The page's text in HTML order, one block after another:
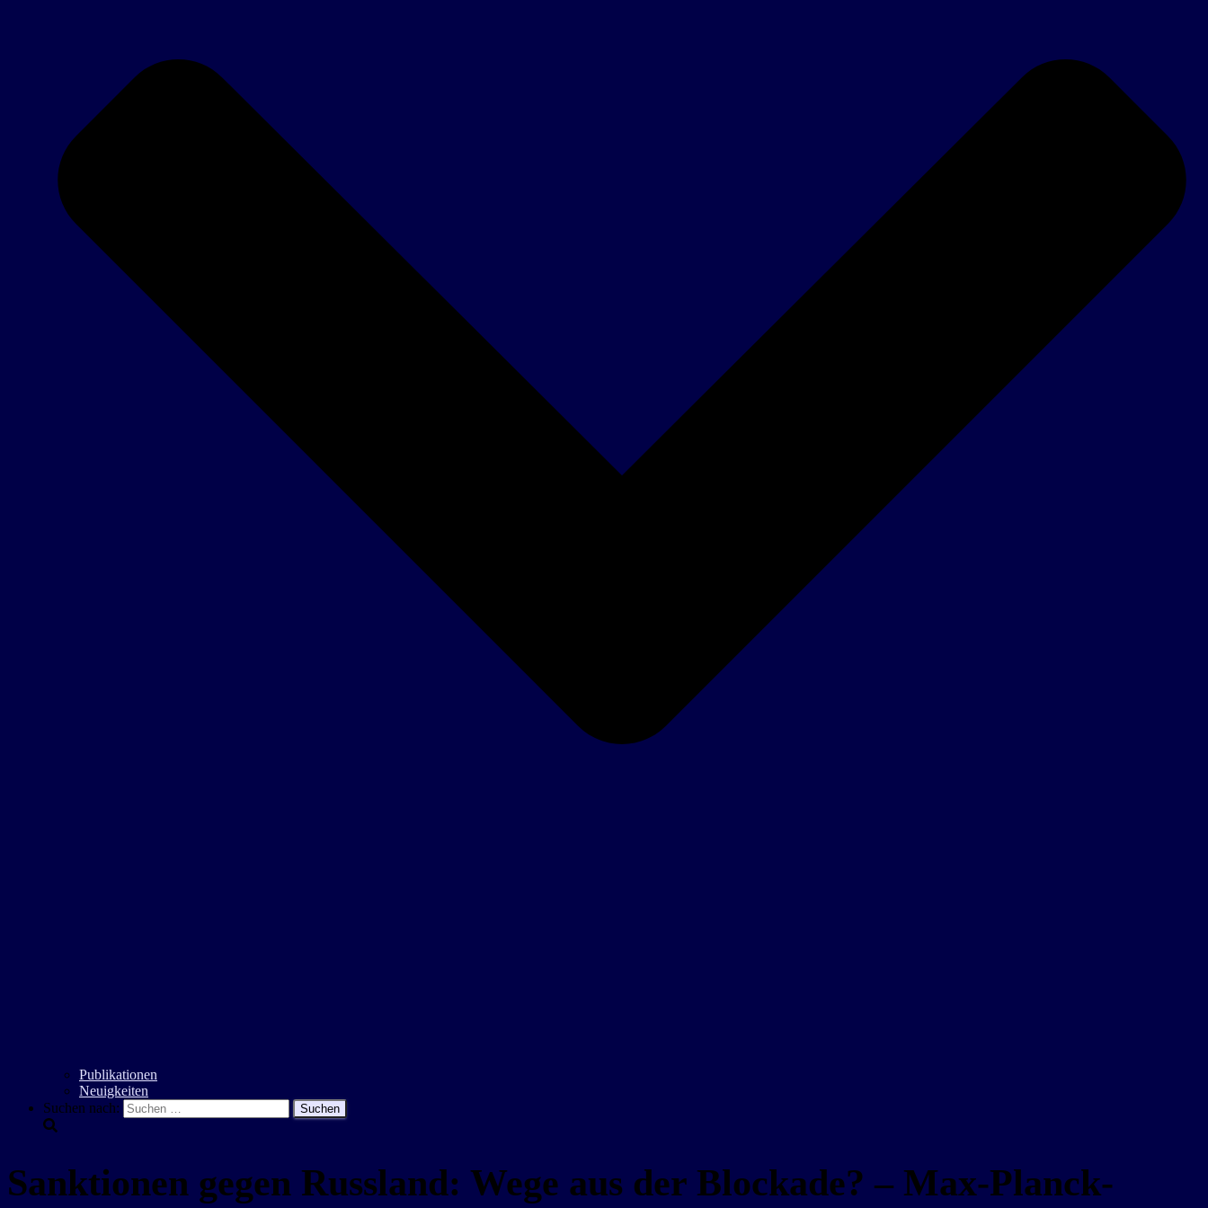
Publikationen
Neuigkeiten
Suchen nach:
Sanktionen gegen Russland: Wege aus der Blockade? – Max-Planck-